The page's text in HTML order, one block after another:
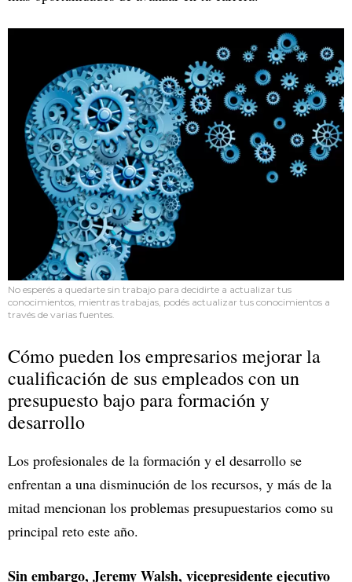
No esperés a quedarte sin trabajo para decidirte a actualizar tus
conocimientos, mientras trabajas, podés actualizar tus conocimientos a
través de varias fuentes.
Cómo pueden los empresarios mejorar la
cualificación de sus empleados con un
presupuesto bajo para formación y
desarrollo
Los profesionales de la formación y el desarrollo se
enfrentan a una disminución de los recursos, y más de la
mitad mencionan los problemas presupuestarios como su
principal reto este año.
Sin embargo, Jeremy Walsh, vicepresidente ejecutivo